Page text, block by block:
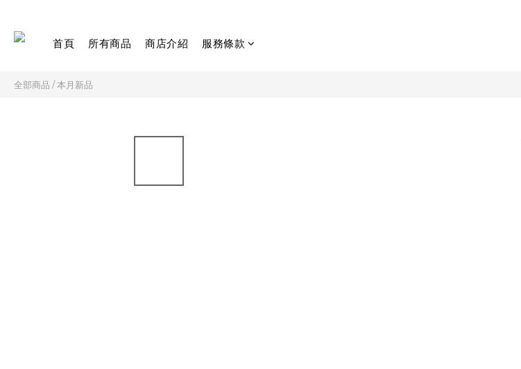
首頁 所有商品 商店介紹 服務條款
全部商品 /本月新品